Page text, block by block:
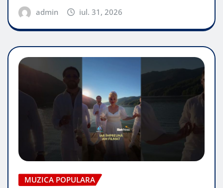
admin iul. 31, 2026
MUZICA POPULARA